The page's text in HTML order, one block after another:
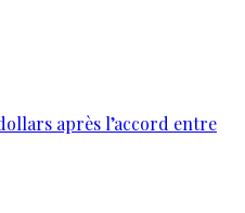
après l’accord entre